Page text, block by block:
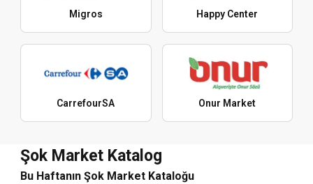
Migros Happy Center
CarrefourSA Onur Market
Şok Market Katalog
Bu Haftanın Şok Market Kataloğu